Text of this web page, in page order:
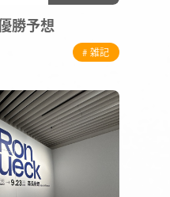
勝予想
# 雑記